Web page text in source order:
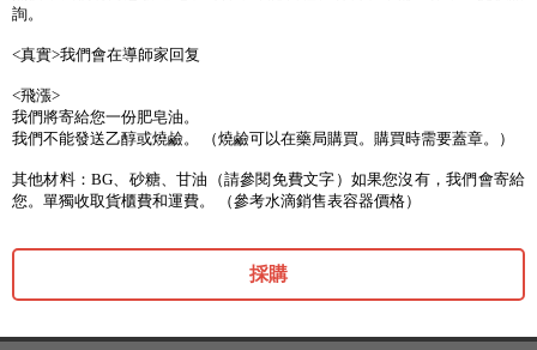
詢。
<真實>我們會在導師家回复
<飛漲>
我們將寄給您一份肥皂油。
我們不能發送乙醇或燒鹼。 （燒鹼可以在藥局購買。購買時需要蓋章。）
其他材料：BG、砂糖、甘油（請參閱免費文字）如果您沒有，我們會寄給
您。單獨收取貨櫃費和運費。 （參考水滴銷售表容器價格）
採購